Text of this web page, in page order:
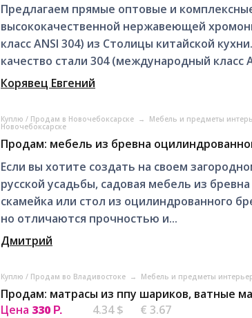
Предлагаем прямые оптовые и
высококачественной нержавеющей
класс ANSI 304) из Столицы китайской
качество стали 304 (международный класс
Корявец Евгений
Куплю / Продам в Новочебоксарске → Мебель и предметы
Новочебоксарске
Продам: мебель из бревна
Если вы хотите создать на своем
русской усадьбы, садовая мебель из
скамейка или стол из оцилиндрованного
но отличаются прочностью и...
Дмитрий
Куплю / Продам во Владивостоке → Мебель и предметы
Продам: матрасы из ппу шариков, ватные
Цена 330 Р. 4.34 $
€ 3.67